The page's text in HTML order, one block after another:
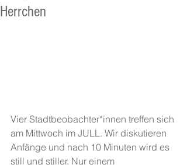
Herrchen
Vier Stadtbeobachter*innen treffen sich
am Mittwoch im JULL. Wir diskutieren
Anfänge und nach 10 Minuten wird es
still und stiller. Nur einem